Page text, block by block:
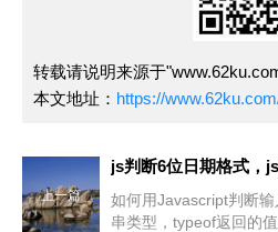
转载请说明来源于
本文地址： https://
上一篇
js判断6位日期格式，
如何用Javascript判断
串类型，typeof返回的